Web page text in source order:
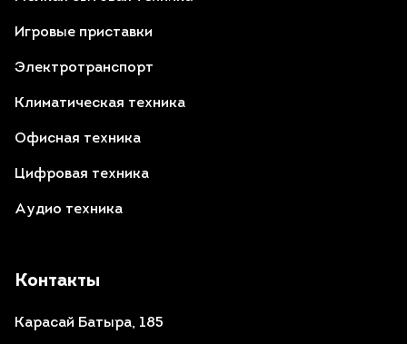
Контакты
Карасай Батыра, 185
Игровые приставки
Электротранспорт
Климатическая техника
Офисная техника
Цифровая техника
Аудио техника